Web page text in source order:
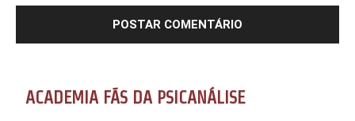
ACADEMIA FÃS DA PSICANÁLISE